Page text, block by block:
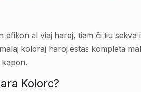
efikon al viaj haroj, tiam ĉi tiu
koloraj haroj estas kompleta
Koloro?